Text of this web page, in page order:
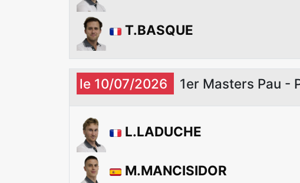
T.BASQUE
le 10/07/2026 1er Masters Pau -
L.LADUCHE
M.MANCISIDOR